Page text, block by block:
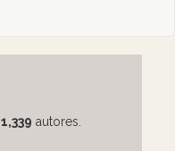
1,339 autores.